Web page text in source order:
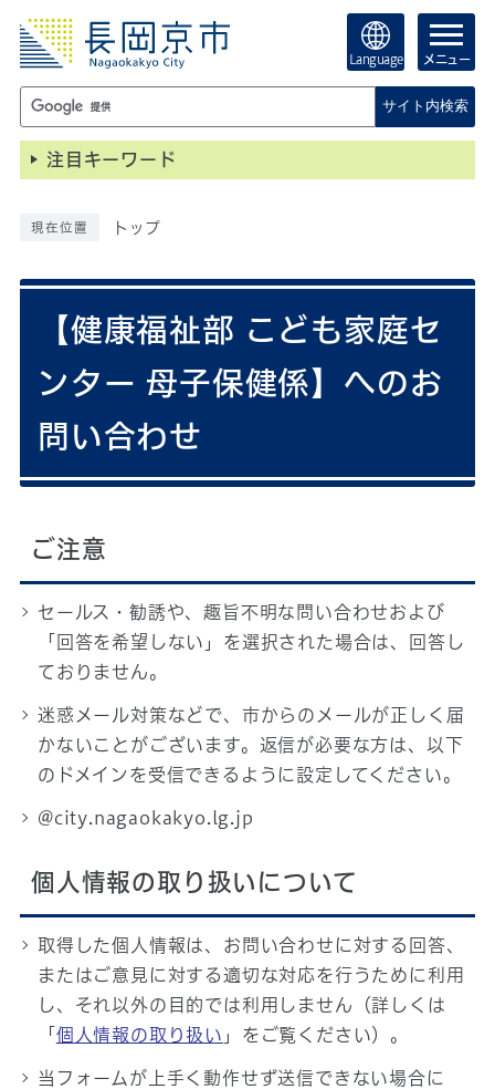
Language メニュー
サイト内検索
注目キーワード
現在位置 トップ
【健康福祉部 こども家庭セ
ンター 母子保健係】へのお
問い合わせ
ご注意
セールス・勧誘や、趣旨不明な問い合わせおよび
「回答を希望しない」を選択された場合は、回答し
ておりません。
迷惑メール対策などで、市からのメールが正しく届
かないことがございます。返信が必要な方は、以下
のドメインを受信できるように設定してください。
@city.nagaokakyo.lg.jp
個人情報の取り扱いについて
取得した個人情報は、お問い合わせに対する回答、
またはご意見に対する適切な対応を行うために利用
し、それ以外の目的では利用しません（詳しくは
「 個人情報の取り扱い 」をご覧ください）。
当フォームが上手く動作せず送信できない場合に